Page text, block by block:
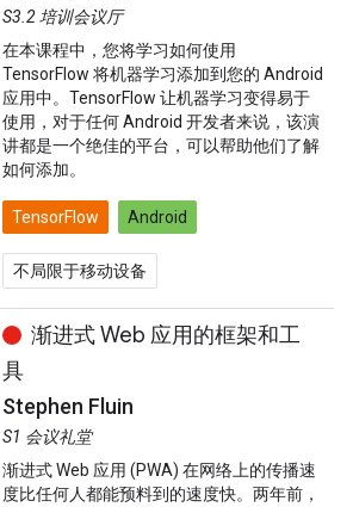
S3.2 培训会议厅
在本课程中，您将学习如何使用
TensorFlow 将机器学习添加到您的 Android
应用中。TensorFlow 让机器学习变得易于
使用，对于任何 Android 开发者来说，该演
讲都是一个绝佳的平台，可以帮助他们了解
如何添加。
TensorFlow Android
不局限于移动设备
渐进式 Web 应用的框架和工
具
Stephen Fluin
S1 会议礼堂
渐进式 Web 应用 (PWA) 在网络上的传播速
度比任何人都能预料到的速度快。两年前，